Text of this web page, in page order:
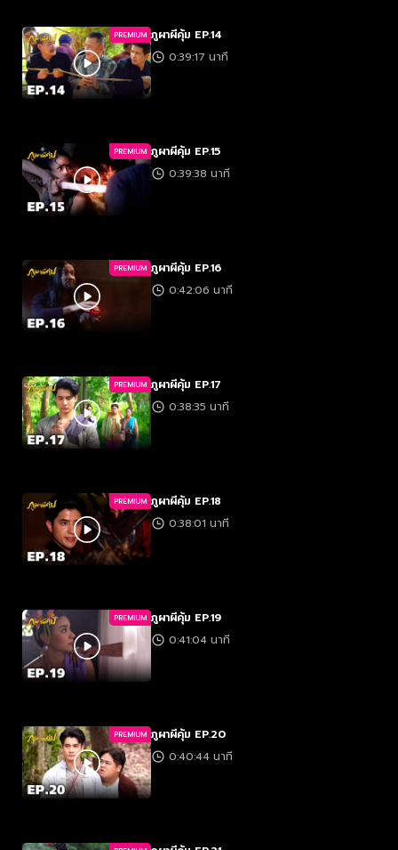
PREMIUM ภูผาผีคุ้ม EP.14
0:39:17 นาที
PREMIUM ภูผาผีคุ้ม EP.15
0:39:38 นาที
PREMIUM ภูผาผีคุ้ม EP.16
0:42:06 นาที
PREMIUM ภูผาผีคุ้ม EP.17
0:38:35 นาที
PREMIUM ภูผาผีคุ้ม EP.18
0:38:01 นาที
PREMIUM ภูผาผีคุ้ม EP.19
0:41:04 นาที
PREMIUM ภูผาผีคุ้ม EP.20
0:40:44 นาที